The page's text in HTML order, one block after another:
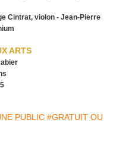
Cintrat, violon - Jean-Pierre
ARTS
PUBLIC #GRATUIT OU